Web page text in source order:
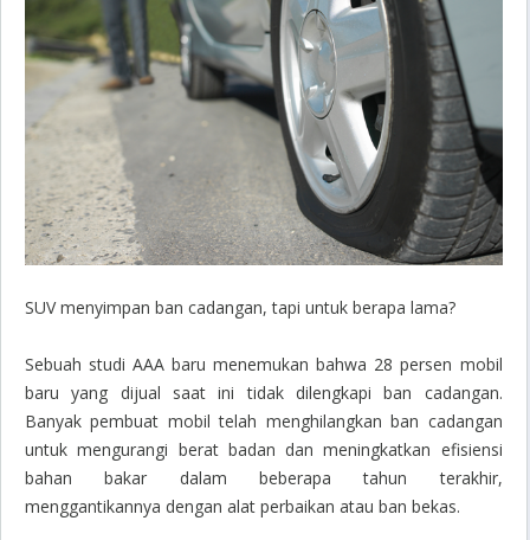
SUV menyimpan ban cadangan, tapi untuk berapa lama?
Sebuah studi AAA baru menemukan bahwa 28 persen mobil
baru yang dijual saat ini tidak dilengkapi ban cadangan.
Banyak pembuat mobil telah menghilangkan ban cadangan
untuk mengurangi berat badan dan meningkatkan efisiensi
bahan bakar dalam beberapa tahun terakhir,
menggantikannya dengan alat perbaikan atau ban bekas.